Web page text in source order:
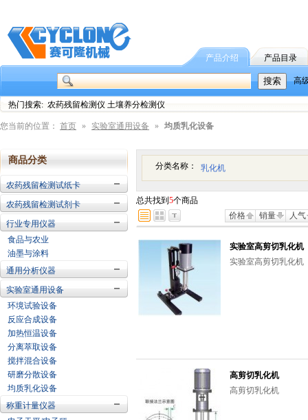
产品介绍 产品目录
高
热门搜索: 农药残留检测仪 土壤养分检测仪
您当前的位置： 首页 » 实验室通用设备 » 均质乳化设备
商品分类
农药残留检测试纸卡
农药残留检测试剂卡
行业专用仪器
食品与农业
油墨与涂料
通用分析仪器
实验室通用设备
环境试验设备
反应合成设备
加热恒温设备
分离萃取设备
搅拌混合设备
研磨分散设备
均质乳化设备
称重计量仪器
分类名称： 乳化机
总共找到 5个商品
价格
销量 人气
实验室高剪切乳化机
实验室高剪切乳化机
高剪切乳化机
高剪切乳化机